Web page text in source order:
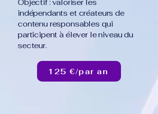
Objectif : valoriser les
indépendants et créateurs de
contenu responsables qui
participent à élever le niveau du
secteur.
125 €/par an